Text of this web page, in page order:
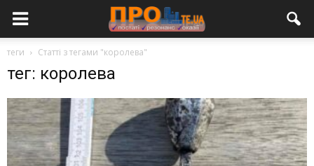
теги Статті з тегами "королева"
тег: королева